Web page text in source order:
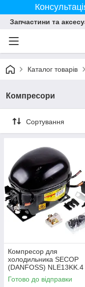
Запчастини та
Каталог товарів
Компресори
Сортування
Компресор для
холодильника SECOP
(DANFOSS) NLE13KK.4
R600a 226W (з пусковим
реле)
Готово до відправки